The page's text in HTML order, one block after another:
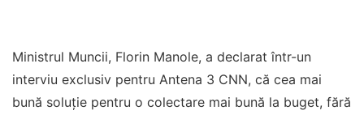
Ministrul Muncii, Florin Manole, a declarat într-un
interviu exclusiv pentru Antena 3 CNN, că cea mai
bună soluție pentru o colectare mai bună la buget, fără